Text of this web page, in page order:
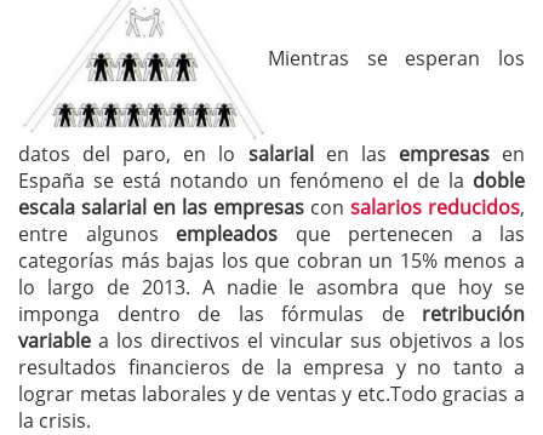
Mientras se esperan los
datos del paro, en lo salarialen las empresasen
España se está notando un fenómeno el de la doble
escala salarial en las empresas con salarios reducidos,
entre algunos empleados que pertenecen a las
categorías más bajas los que cobran un 15% menos a
lo largo de 2013. A nadie le asombra que hoy se
imponga dentro de las fórmulas de retribución
variable a los directivos el vincular sus objetivos a los
resultados financieros de la empresa y no tanto a
lograr metas laborales y de ventas y etc.Todo gracias a
la crisis.